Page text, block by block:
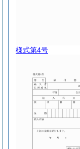
様式第4号